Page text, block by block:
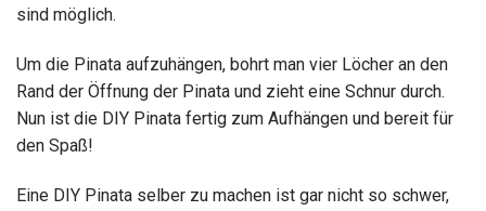
sind möglich.
Um die Pinata aufzuhängen, bohrt man vier Löcher an den
Rand der Öffnung der Pinata und zieht eine Schnur durch.
Nun ist die DIY Pinata fertig zum Aufhängen und bereit für
den Spaß!
Eine DIY Pinata selber zu machen ist gar nicht so schwer,